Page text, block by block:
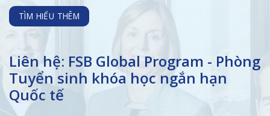
TÌM HIỂU THÊM
Liên hệ: FSB Global Program - Phòng
Tuyển sinh khóa học ngắn hạn
Quốc tế